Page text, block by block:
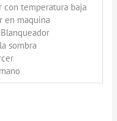
con temperatura baja
en maquina
sombra